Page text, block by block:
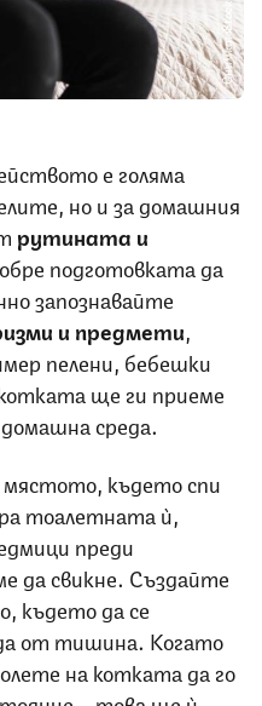
Снимка: iStock
е голяма
но и за домашния
рутината и
подготовката да
запознавайте
и предмети,
пелени, бебешки
ще ги приеме
среда.
където спи
тоалетната ѝ,
преди
да свикне. Създайте
където да се
от тишина. Когато
на котката да го